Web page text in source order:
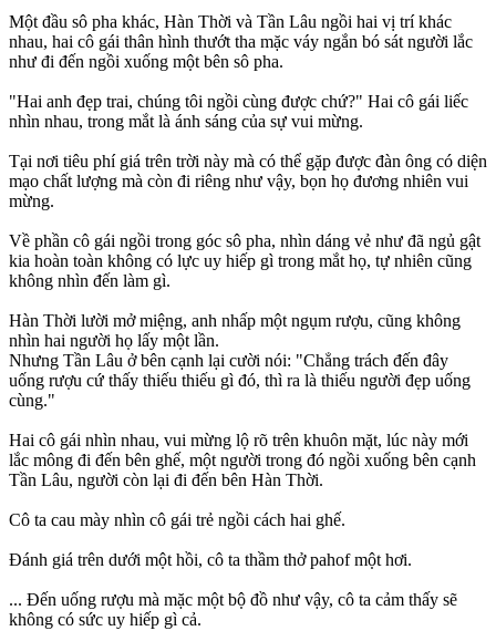
Một đầu sô pha khác, Hàn Thời và Tần Lâu ngồi hai vị trí khác
nhau, hai cô gái thân hình thướt tha mặc váy ngắn bó sát người lắc
như đi đến ngồi xuống một bên sô pha.
"Hai anh đẹp trai, chúng tôi ngồi cùng được chứ?" Hai cô gái liếc
nhìn nhau, trong mắt là ánh sáng của sự vui mừng.
Tại nơi tiêu phí giá trên trời này mà có thể gặp được đàn ông có diện
mạo chất lượng mà còn đi riêng như vậy, bọn họ đương nhiên vui
mừng.
Về phần cô gái ngồi trong góc sô pha, nhìn dáng vẻ như đã ngủ gật
kia hoàn toàn không có lực uy hiếp gì trong mắt họ, tự nhiên cũng
không nhìn đến làm gì.
Hàn Thời lười mở miệng, anh nhấp một ngụm rượu, cũng không
nhìn hai người họ lấy một lần.
Nhưng Tần Lâu ở bên cạnh lại cười nói: "Chẳng trách đến đây
uống rượu cứ thấy thiếu thiếu gì đó, thì ra là thiếu người đẹp uống
cùng."
Hai cô gái nhìn nhau, vui mừng lộ rõ trên khuôn mặt, lúc này mới
lắc mông đi đến bên ghế, một người trong đó ngồi xuống bên cạnh
Tần Lâu, người còn lại đi đến bên Hàn Thời.
Cô ta cau mày nhìn cô gái trẻ ngồi cách hai ghế.
Đánh giá trên dưới một hồi, cô ta thầm thở pahof một hơi.
... Đến uống rượu mà mặc một bộ đồ như vậy, cô ta cảm thấy sẽ
không có sức uy hiếp gì cả.